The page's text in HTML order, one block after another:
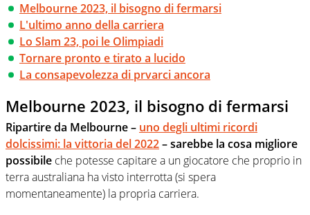
Melbourne 2023, il bisogno di fermarsi
L'ultimo anno della carriera
Lo Slam 23, poi le Olimpiadi
Tornare pronto e tirato a lucido
La consapevolezza di prvarci ancora
Melbourne 2023, il bisogno di fermarsi
Ripartire da Melbourne – uno degli ultimi ricordi
dolcissimi: la vittoria del 2022– sarebbe la cosa migliore
possibile che potesse capitare a un giocatore che proprio in
terra australiana ha visto interrotta (si spera
momentaneamente) la propria carriera.